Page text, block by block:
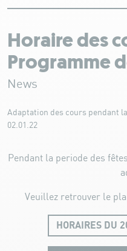
Horaire des
Programme
News
Adaptation des cours pendant
02.01.22
Pendant la periode des
Veuillez retrouver le
HORAIRES DU